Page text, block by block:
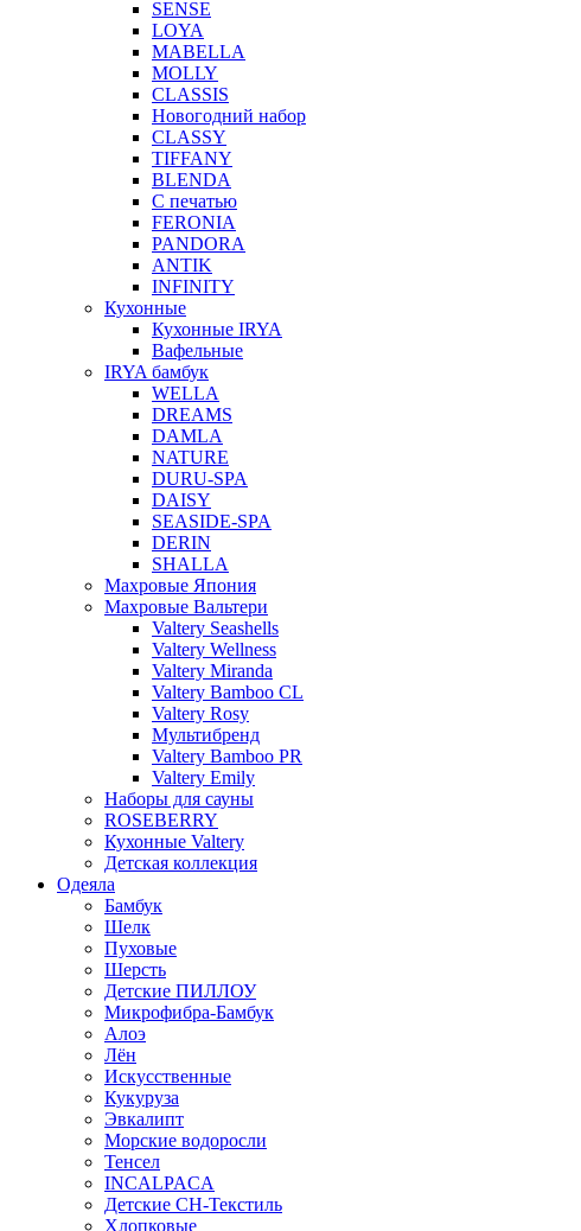
SENSE
LOYA
MABELLA
MOLLY
CLASSIS
Новогодний набор
CLASSY
TIFFANY
BLENDA
С печатью
FERONIA
PANDORA
ANTIK
INFINITY
Кухонные
Кухонные IRYA
Вафельные
IRYA бамбук
WELLA
DREAMS
DAMLA
NATURE
DURU-SPA
DAISY
SEASIDE-SPA
DERIN
SHALLA
Махровые Япония
Махровые Вальтери
Valtery Seashells
Valtery Wellness
Valtery Miranda
Valtery Bamboo CL
Valtery Rosy
Мультибренд
Valtery Bamboo PR
Valtery Emily
Наборы для сауны
ROSEBERRY
Кухонные Valtery
Детская коллекция
Одеяла
Бамбук
Шелк
Пуховые
Шерсть
Детские ПИЛЛОУ
Микрофибра-Бамбук
Алоэ
Лён
Искусственные
Кукуруза
Эвкалипт
Морские водоросли
Тенсел
INCALPACA
Детские СН-Текстиль
Хлопковые